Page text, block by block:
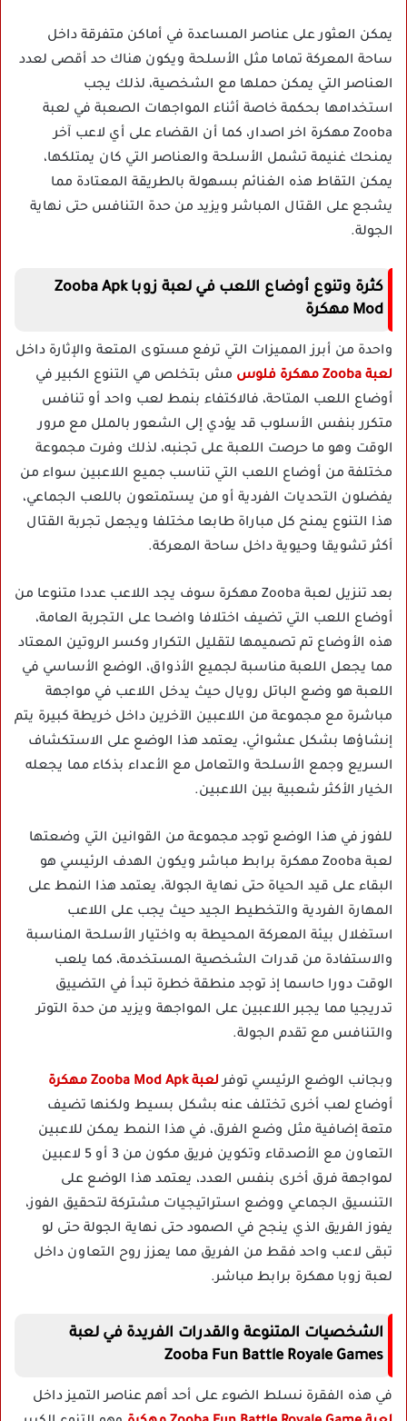
يمكن العثور على عناصر المساعدة في أماكن متفرقة داخل
ساحة المعركة تماما مثل الأسلحة ويكون هناك حد أقصى لعدد
العناصر التي يمكن حملها مع الشخصية، لذلك يجب
استخدامها بحكمة خاصة أثناء المواجهات الصعبة في لعبة
Zooba مهكرة اخر اصدار، كما أن القضاء على أي لاعب آخر
يمنحك غنيمة تشمل الأسلحة والعناصر التي كان يمتلكها،
يمكن التقاط هذه الغنائم بسهولة بالطريقة المعتادة مما
يشجع على القتال المباشر ويزيد من حدة التنافس حتى نهاية
الجولة.
كثرة وتنوع أوضاع اللعب في لعبة زوبا Zooba Apk
Mod مهكرة
واحدة من أبرز المميزات التي ترفع مستوى المتعة والإثارة داخل
لعبة Zooba مهكرة فلوس
مش بتخلص هي التنوع الكبير في
أوضاع اللعب المتاحة، فالاكتفاء بنمط لعب واحد أو تنافس
متكرر بنفس الأسلوب قد يؤدي إلى الشعور بالملل مع مرور
الوقت وهو ما حرصت اللعبة على تجنبه، لذلك وفرت مجموعة
مختلفة من أوضاع اللعب التي تناسب جميع اللاعبين سواء من
يفضلون التحديات الفردية أو من يستمتعون باللعب الجماعي،
هذا التنوع يمنح كل مباراة طابعا مختلفا ويجعل تجربة القتال
أكثر تشويقا وحيوية داخل ساحة المعركة.
بعد تنزيل لعبة Zooba مهكرة سوف يجد اللاعب عددا متنوعا من
أوضاع اللعب التي تضيف اختلافا واضحا على التجربة العامة،
هذه الأوضاع تم تصميمها لتقليل التكرار وكسر الروتين المعتاد
مما يجعل اللعبة مناسبة لجميع الأذواق، الوضع الأساسي في
اللعبة هو وضع الباتل رويال حيث يدخل اللاعب في مواجهة
مباشرة مع مجموعة من اللاعبين الآخرين داخل خريطة كبيرة يتم
إنشاؤها بشكل عشوائي، يعتمد هذا الوضع على الاستكشاف
السريع وجمع الأسلحة والتعامل مع الأعداء بذكاء مما يجعله
الخيار الأكثر شعبية بين اللاعبين.
للفوز في هذا الوضع توجد مجموعة من القوانين التي وضعتها
لعبة Zooba مهكرة برابط مباشر ويكون الهدف الرئيسي هو
البقاء على قيد الحياة حتى نهاية الجولة، يعتمد هذا النمط على
المهارة الفردية والتخطيط الجيد حيث يجب على اللاعب
استغلال بيئة المعركة المحيطة به واختيار الأسلحة المناسبة
والاستفادة من قدرات الشخصية المستخدمة، كما يلعب
الوقت دورا حاسما إذ توجد منطقة خطرة تبدأ في التضييق
تدريجيا مما يجبر اللاعبين على المواجهة ويزيد من حدة التوتر
والتنافس مع تقدم الجولة.
وبجانب الوضع الرئيسي توفرلعبة Zooba Mod Apk مهكرة
أوضاع لعب أخرى تختلف عنه بشكل بسيط ولكنها تضيف
متعة إضافية مثل وضع الفرق، في هذا النمط يمكن للاعبين
التعاون مع الأصدقاء وتكوين فريق مكون من 3 أو 5 لاعبين
لمواجهة فرق أخرى بنفس العدد، يعتمد هذا الوضع على
التنسيق الجماعي ووضع استراتيجيات مشتركة لتحقيق الفوز،
يفوز الفريق الذي ينجح في الصمود حتى نهاية الجولة حتى لو
تبقى لاعب واحد فقط من الفريق مما يعزز روح التعاون داخل
لعبة زوبا مهكرة برابط مباشر.
الشخصيات المتنوعة والقدرات الفريدة في لعبة
Zooba Fun Battle Royale Games
في هذه الفقرة نسلط الضوء على أحد أهم عناصر التميز داخل